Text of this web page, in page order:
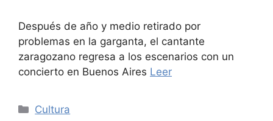
Después de año y medio retirado por
problemas en la garganta, el cantante
zaragozano regresa a los escenarios con un
concierto en Buenos Aires Leer
Categories
Cultura